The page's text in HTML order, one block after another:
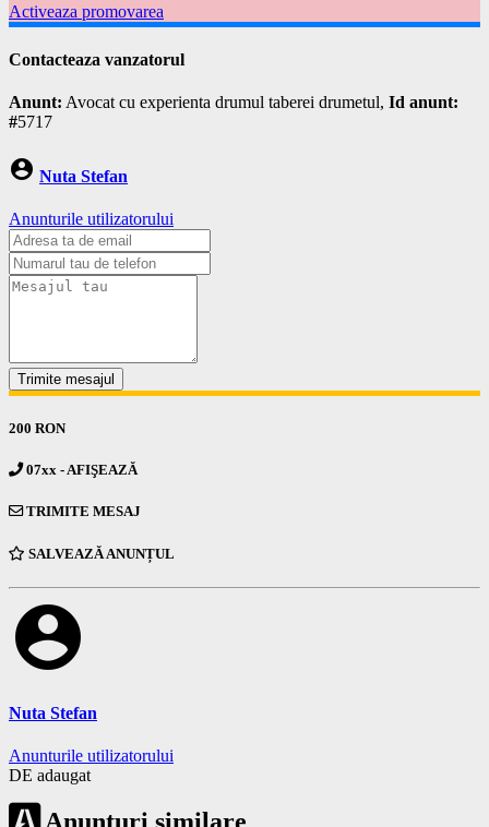
Activeaza promovarea
Contacteaza vanzatorul
Anunt: Avocat cu experienta drumul taberei drumetul, Id anunt:
#5717
account_circle Nuta Stefan
Anunturile utilizatorului
Trimite mesajul
200 RON
07xx - AFIŞEAZĂ
TRIMITE MESAJ
SALVEAZĂ ANUNȚUL
account_circle
Nuta Stefan
Anunturile utilizatorului
DE adaugat